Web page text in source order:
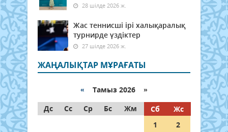
28 шілде 2026 ж.
Жас теннисші ірі халықаралық
турнирде үздіктер
27 шілде 2026 ж.
ЖАҢАЛЫҚТАР МҰРАҒАТЫ
« Тамыз 2026 »
Дс
Сс Ср Бс Жм Сб
Жс
1
2